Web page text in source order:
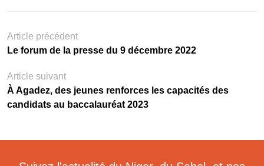
Article précédent
Le forum de la presse du 9 décembre 2022
Article suivant
À Agadez, des jeunes renforces les capacités des
candidats au baccalauréat 2023